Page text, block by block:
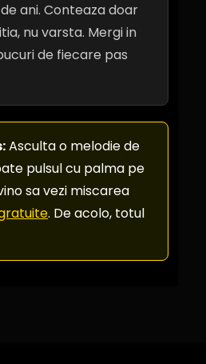
ani. Conteaza doar
nu varsta. Mergi in
de fiecare pas
Asculta o melodie de
pulsul cu palma pe
sa vezi miscarea
. De acolo, totul